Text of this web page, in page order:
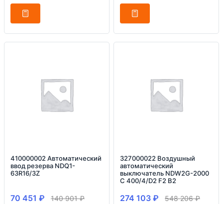
410000002 Автоматический
ввод резерва NDQ1-
63R16/3Z
70 451 ₽ 140 901₽
327000022 Воздушный
автоматический
выключатель NDW2G-2000
C 400/4/D2 F2 B2
274 103 ₽ 548 206₽